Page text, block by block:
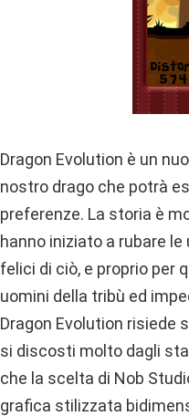
Dragon Evolution è un
nostro drago che potrà
preferenze. La storia è
hanno iniziato a rubare
felici di ciò, e proprio per
uomini della tribù ed
Dragon Evolution
si discosti molto dagli
che la scelta di Nob
grafica stilizzata